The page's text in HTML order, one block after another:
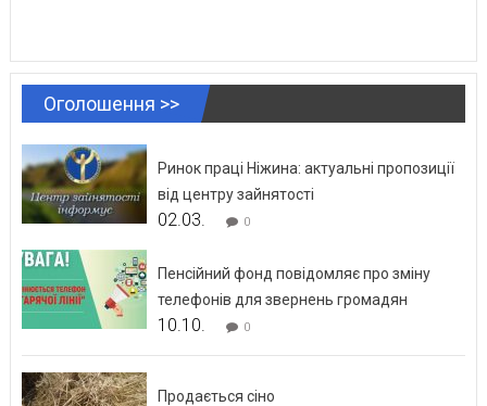
Оголошення >>
Ринок праці Ніжина: актуальні пропозиції
від центру зайнятості
02.03. 0
Пенсійний фонд повідомляє про зміну
телефонів для звернень громадян
10.10. 0
Продається сіно